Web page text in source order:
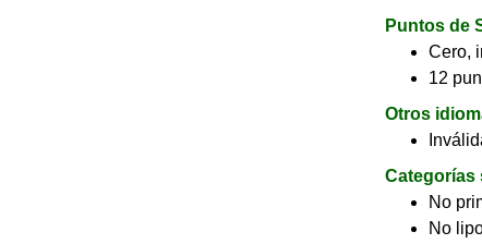
Puntos de
Cero,
12
Otros
Categorías
No
No